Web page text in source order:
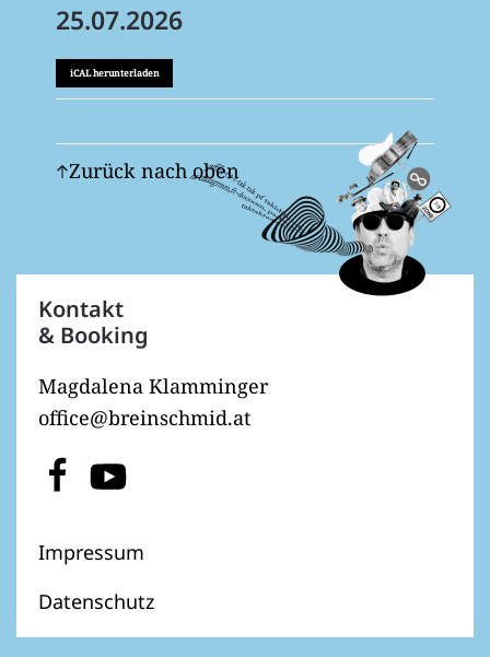
25.07.2026
iCAL herunterladen
Zurück nach oben
Kontakt
& Booking
Magdalena Klamminger
office@breinschmid.at
Impressum
Datenschutz